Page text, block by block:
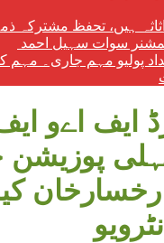
ہیں، تحفظ مشترکہ
کمشنر سوات سہیل احمد
پولیو مہم جاری۔ مہم
ایف اےو
پہلی